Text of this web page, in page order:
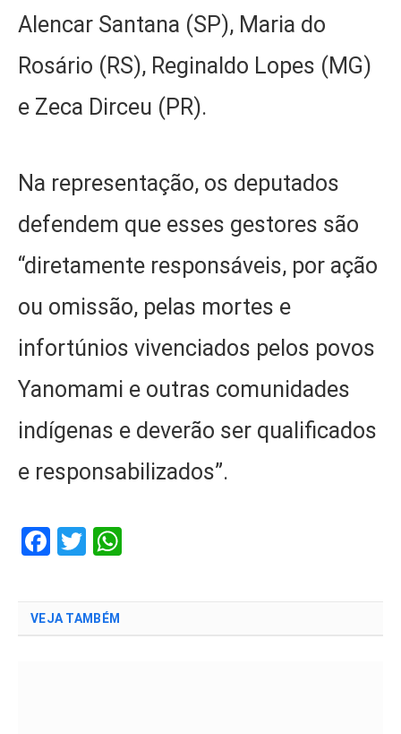
Alencar Santana (SP), Maria do
Rosário (RS), Reginaldo Lopes (MG)
e Zeca Dirceu (PR).
Na representação, os deputados
defendem que esses gestores são
“diretamente responsáveis, por ação
ou omissão, pelas mortes e
infortúnios vivenciados pelos povos
Yanomami e outras comunidades
indígenas e deverão ser qualificados
e responsabilizados”.
Facebook
Twitter
VEJA TAMBÉM